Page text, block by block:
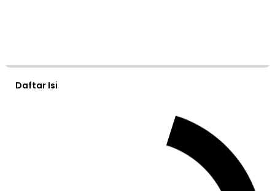
Daftar Isi